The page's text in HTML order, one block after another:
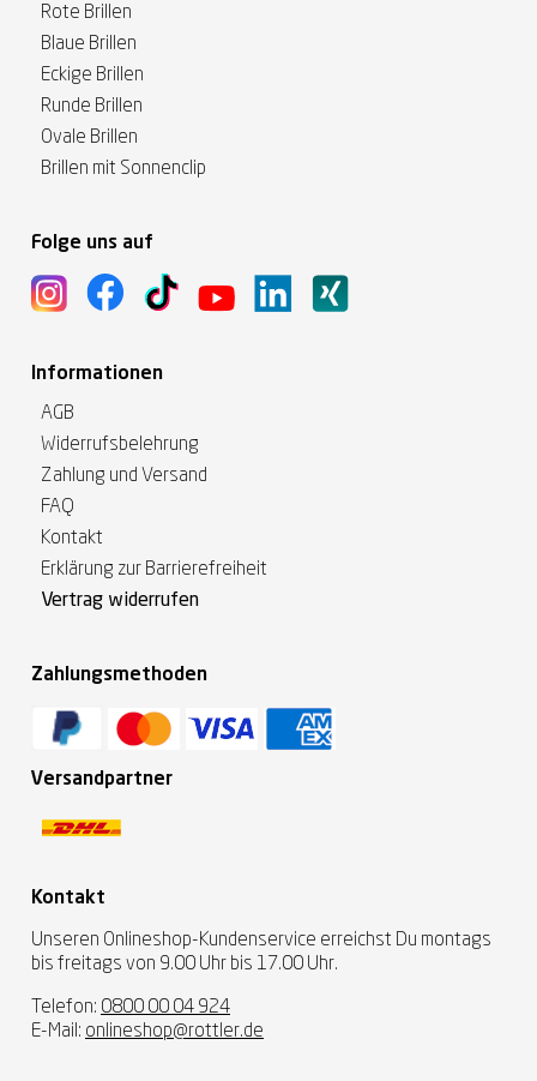
Rote Brillen
Blaue Brillen
Eckige Brillen
Runde Brillen
Ovale Brillen
Brillen mit Sonnenclip
Folge uns auf
Informationen
AGB
Widerrufsbelehrung
Zahlung und Versand
FAQ
Kontakt
Erklärung zur Barrierefreiheit
Vertrag widerrufen
Zahlungsmethoden
Versandpartner
Kontakt
Unseren Onlineshop-Kundenservice erreichst Du montags
bis freitags von 9.00 Uhr bis 17.00 Uhr.
Telefon: 0800 00 04 924
E-Mail: onlineshop@rottler.de